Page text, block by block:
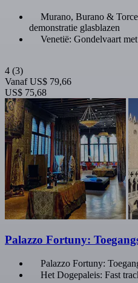
Murano, Burano &
demonstratie glasblazen
Venetië: Gondelvaart
4 (3)
Vanaf US$ 79,66
US$ 75,68
Palazzo Fortuny:
Palazzo Fortuny:
Het Dogepaleis: Fast